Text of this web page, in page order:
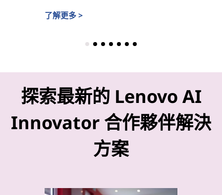
了解更多 >
探索最新的 Lenovo AI
Innovator 合作夥伴解決
方案